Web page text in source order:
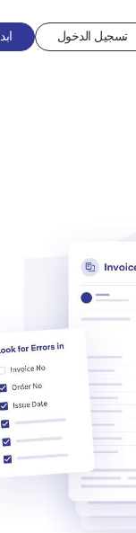
تسجيل الدخول ابدأ